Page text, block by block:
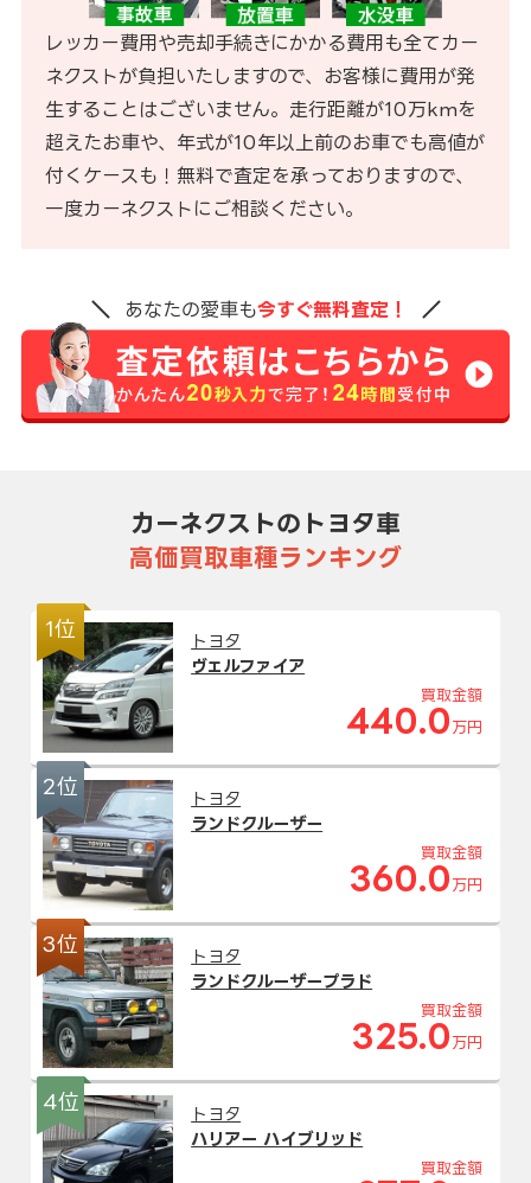
レッカー費用や売却手続きにかかる費用も全てカー
ネクストが負担いたしますので、お客様に費用が発
生することはございません。走行距離が10万kmを
超えたお車や、年式が10年以上前のお車でも高値が
付くケースも！無料で査定を承っておりますので、
一度カーネクストにご相談ください。
あなたの愛車も今すぐ無料査定！
カーネクストのトヨタ車
高価買取車種ランキング
1位
トヨタ
ヴェルファイア
買取金額
440.0 万円
2位
トヨタ
ランドクルーザー
買取金額
360.0 万円
3位
トヨタ
ランドクルーザープラド
買取金額
325.0 万円
4位
トヨタ
ハリアー ハイブリッド
買取金額